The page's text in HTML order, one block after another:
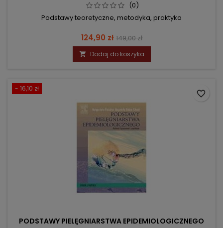
(0)
Podstawy teoretyczne, metodyka, praktyka
Cena
124,90 zł Cena
podstawowa
149,00 zł
 Dodaj do koszyka
- 16,10 zł
PODSTAWY PIELĘGNIARSTWA EPIDEMIOLOGICZNEGO
favorite_border